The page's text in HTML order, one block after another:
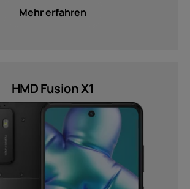
Mehr erfahren
HMD Fusion X1